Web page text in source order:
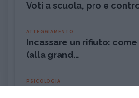
Voti a scuola, pro e
ATTEGGIAMENTO
Incassare un rifiuto:
(alla grand...
PSICOLOGIA